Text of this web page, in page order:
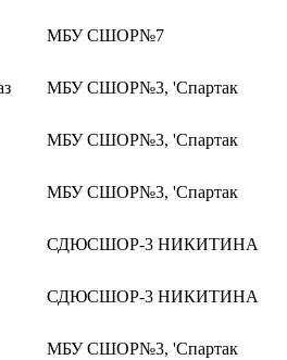
МБУ СШОР№7
МБУ СШОР№3, 'Спартак
МБУ СШОР№3, 'Спартак
МБУ СШОР№3, 'Спартак
СДЮСШОР-3 НИКИТИНА
СДЮСШОР-3 НИКИТИНА
МБУ СШОР№3, 'Спартак